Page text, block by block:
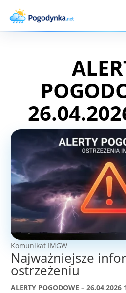
Komunikat IMGW
Najważniejsze
ostrzeżeniu
ALERTY POGODOWE – 26.04.2026